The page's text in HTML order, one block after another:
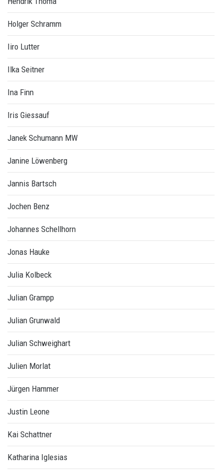
Holger Schramm
Iiro Lutter
Ilka Seitner
Ina Finn
Iris Giessauf
Janek Schumann MW
Janine Löwenberg
Jannis Bartsch
Jochen Benz
Johannes Schellhorn
Jonas Hauke
Julia Kolbeck
Julian Grampp
Julian Grunwald
Julian Schweighart
Julien Morlat
Jürgen Hammer
Justin Leone
Kai Schattner
Katharina Iglesias